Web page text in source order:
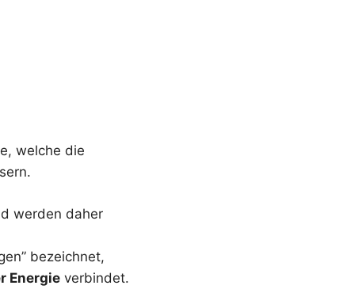
welche die
werden daher
bezeichnet,
Energie verbindet.